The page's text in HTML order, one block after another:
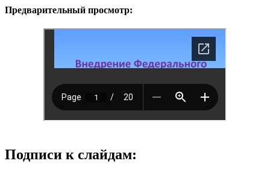
Предварительный просмотр:
Подписи к слайдам: